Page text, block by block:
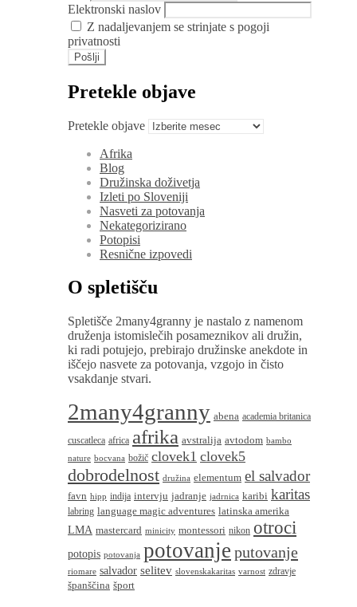
Elektronski naslov
Z nadaljevanjem se strinjate s pogoji
privatnosti
Pretekle objave
Pretekle objave
Afrika
Blog
Družinska doživetja
Izleti po Sloveniji
Nasveti za potovanja
Nekategorizirano
Potopisi
Resnične izpovedi
O spletišču
Spletišče 2many4granny je nastalo z namenom
druženja istomislečih posameznikov ali družin,
ki radi potujejo, prebirajo družinske anekdote in
iščejo nasvete za potovanja, vzgojo in čisto
vsakdanje stvari.
2many4granny abena academia britanica
cuscatleca africa afrika avstralija avtodom bambo
nature bocvana božič clovek1 clovek5
dobrodelnost družina elementum el salvador
favn hipp indija intervju jadranje jadrnica karibi karitas
labring language magic adventures latinska amerika
LMA mastercard minicity montessori nikon otroci
potopis potovanja potovanje putovanje
riomare salvador selitev slovenskakaritas varnost zdravje
španščina šport